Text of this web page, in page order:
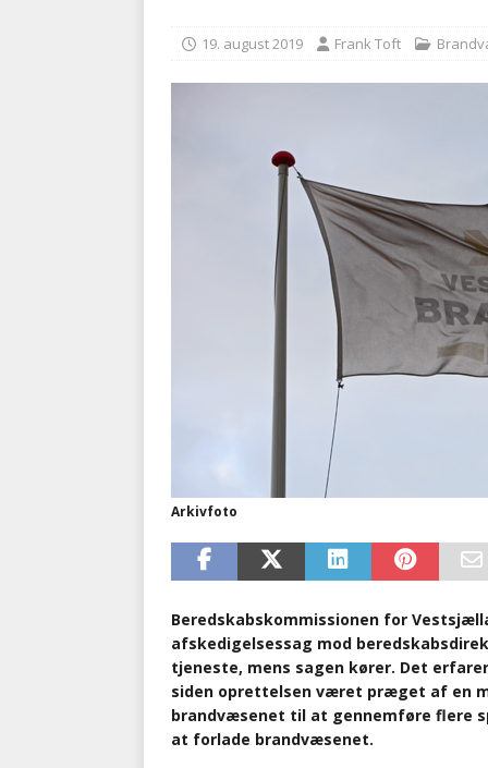
BRANDVÆSEN
19. august 2019 Frank Toft
Arkivfoto
Beredskabskommissionen for
afskedigelsessag mod
tjeneste, mens sagen kører. Det
siden oprettelsen været præget af en
brandvæsenet til at gennemføre flere
at forlade brandvæsenet.